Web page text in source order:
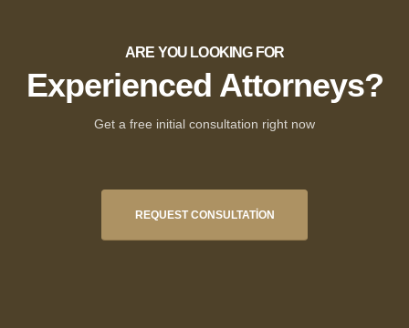
ARE YOU LOOKING FOR
Experienced Attorneys?
Get a free initial consultation right now
REQUEST CONSULTATION